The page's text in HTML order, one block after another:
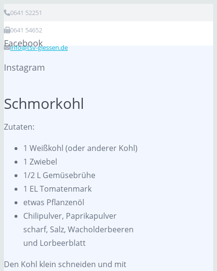
0641 52251
0641 54652
info@tsv-giessen.de
Facebook
Instagram
Schmorkohl
Zutaten:
1 Weißkohl (oder anderer Kohl)
1 Zwiebel
1/2 L Gemüsebrühe
1 EL Tomatenmark
etwas Pflanzenöl
Chilipulver, Paprikapulver
scharf, Salz, Wacholderbeeren
und Lorbeerblatt
Den Kohl klein schneiden und mit